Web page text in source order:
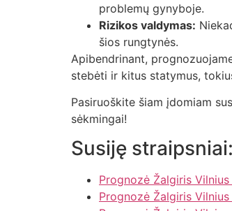
problemų gynyboje.
Rizikos valdymas:
šios rungtynės.
Apibendrinant,
stebėti ir kitus statymus,
Pasiruoškite šiam įdomiam
sėkmingai!
Susiję straipsniai:
Prognozė Žalgiris
Prognozė Žalgiris